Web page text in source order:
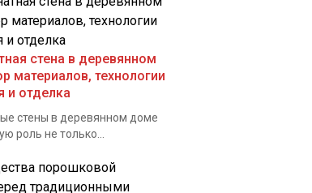
стена в деревянном
материалов, технологии
и отделка
стены в деревянном доме
роль не только...